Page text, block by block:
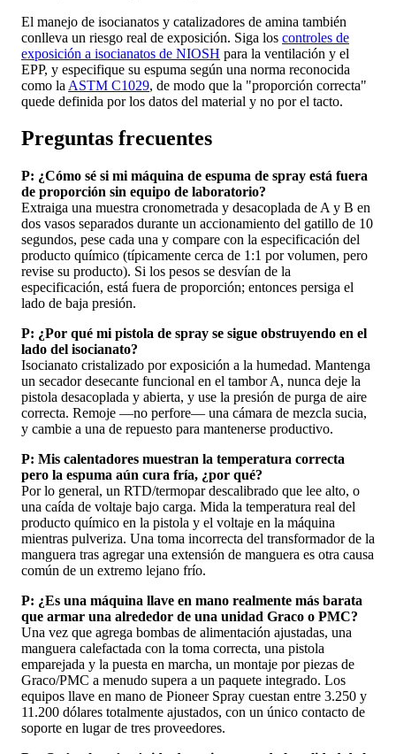
El manejo de isocianatos y catalizadores de amina también
conlleva un riesgo real de exposición. Siga los controles de
exposición a isocianatos de NIOSH para la ventilación y el
EPP, y especifique su espuma según una norma reconocida
como la ASTM C1029, de modo que la "proporción correcta"
quede definida por los datos del material y no por el tacto.
Preguntas frecuentes
P: ¿Cómo sé si mi máquina de espuma de spray está fuera
de proporción sin equipo de laboratorio?
Extraiga una muestra cronometrada y desacoplada de A y B en
dos vasos separados durante un accionamiento del gatillo de 10
segundos, pese cada una y compare con la especificación del
producto químico (típicamente cerca de 1:1 por volumen, pero
revise su producto). Si los pesos se desvían de la
especificación, está fuera de proporción; entonces persiga el
lado de baja presión.
P: ¿Por qué mi pistola de spray se sigue obstruyendo en el
lado del isocianato?
Isocianato cristalizado por exposición a la humedad. Mantenga
un secador desecante funcional en el tambor A, nunca deje la
pistola desacoplada y abierta, y use la presión de purga de aire
correcta. Remoje —no perfore— una cámara de mezcla sucia,
y cambie a una de repuesto para mantenerse productivo.
P: Mis calentadores muestran la temperatura correcta
pero la espuma aún cura fría, ¿por qué?
Por lo general, un RTD/termopar descalibrado que lee alto, o
una caída de voltaje bajo carga. Mida la temperatura real del
producto químico en la pistola y el voltaje en la máquina
mientras pulveriza. Una toma incorrecta del transformador de la
manguera tras agregar una extensión de manguera es otra causa
común de un extremo lejano frío.
P: ¿Es una máquina llave en mano realmente más barata
que armar una alrededor de una unidad Graco o PMC?
Una vez que agrega bombas de alimentación ajustadas, una
manguera calefactada con la toma correcta, una pistola
emparejada y la puesta en marcha, un montaje por piezas de
Graco/PMC a menudo supera a un paquete integrado. Los
equipos llave en mano de Pioneer Spray cuestan entre 3.250 y
11.200 dólares totalmente ajustados, con un único contacto de
soporte en lugar de tres proveedores.